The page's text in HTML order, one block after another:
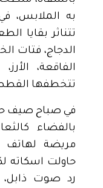
به الملابس،
تتناثر بقايا
الدجاج، فتات
الفاقعة،
تتخطفها
في صباح صيف
بالفضاء
مريضة لهاتف
حاولت اسكاته
رد صوت